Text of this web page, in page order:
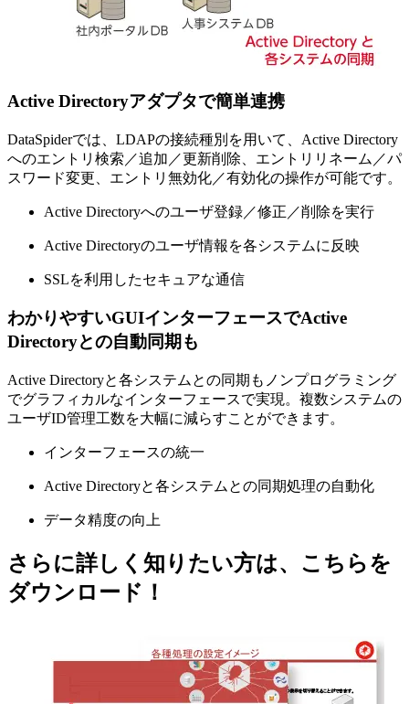
Active Directoryアダプタで簡単連携
DataSpiderでは、LDAPの接続種別を用いて、Active Directory
へのエントリ検索／追加／更新削除、エントリリネーム／パ
スワード変更、エントリ無効化／有効化の操作が可能です。
Active Directoryへのユーザ登録／修正／削除を実行
Active Directoryのユーザ情報を各システムに反映
SSLを利用したセキュアな通信
わかりやすいGUIインターフェースでActive
Directoryとの自動同期も
Active Directoryと各システムとの同期もノンプログラミング
でグラフィカルなインターフェースで実現。複数システムの
ユーザID管理工数を大幅に減らすことができます。
インターフェースの統一
Active Directoryと各システムとの同期処理の自動化
データ精度の向上
さらに詳しく知りたい方は、こちらを
ダウンロード！